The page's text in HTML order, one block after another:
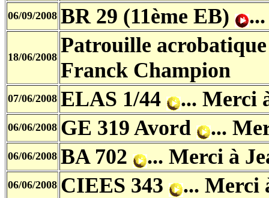
06/09/2008 BR 29 (11ème EB)
18/06/2008 Patrouille
Franck Champion
07/06/2008 ELAS 1/44 ... Merci
06/06/2008 GE 319 Avord ...
06/06/2008 BA 702 ... Merci à
06/06/2008 CIEES 343 ... Merci